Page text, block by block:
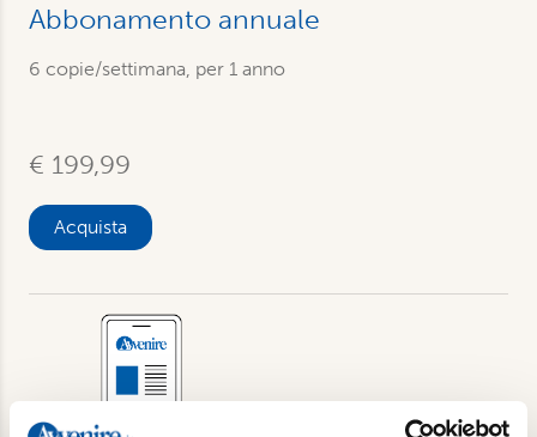
Abbonamento annuale
6 copie/settimana, per 1 anno
€ 199,99
Acquista